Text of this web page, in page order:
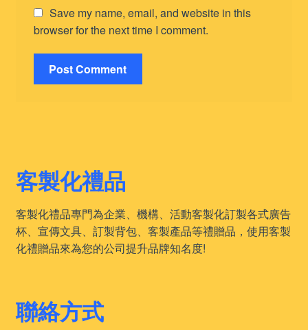
Save my name, email, and website in this
browser for the next time I comment.
客製化禮品
客製化禮品專門為企業、機構、活動客製化訂製各式廣告
杯、宣傳文具、訂製背包、客製產品等禮贈品，使用客製
化禮贈品來為您的公司提升品牌知名度!
聯絡方式